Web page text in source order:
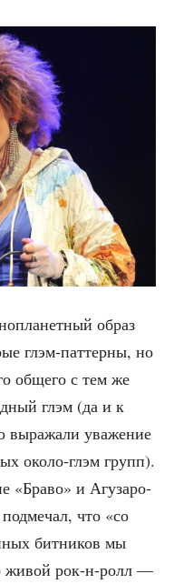
образ
глэм-пат­тер­ны, но
обще­го с тем же
глэм (да и к
выра­жа­ли ува­же­ние
око­ло-глэм групп).
«Бра­во» и Агу­за­ро­
что «со
бит­ни­ков мы
живой рок-н-ролл —